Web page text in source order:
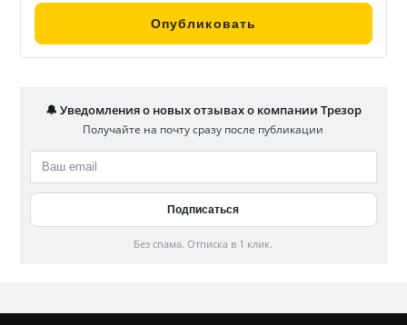
🔔 Уведомления о новых отзывах о компании Трезор
Получайте на почту сразу после публикации
Без спама. Отписка в 1 клик.